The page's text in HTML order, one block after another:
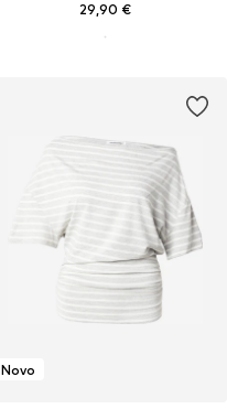
29,90 €
Novo